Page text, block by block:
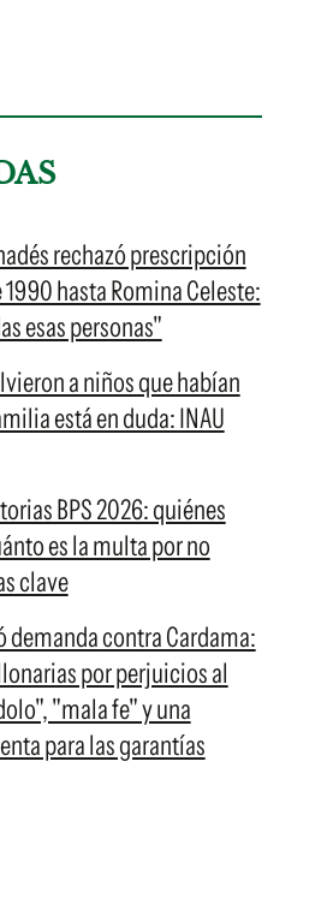
rechazó prescripción
hasta Romina Celeste:
esas personas"
a niños que habían
está en duda: INAU
BPS 2026: quiénes
es la multa por no
clave
demanda contra Cardama:
por perjuicios al
"mala fe" y una
para las garantías